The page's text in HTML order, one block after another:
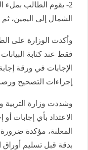
2- يقوم الطالب بملء
الشمال إلى اليمين، ثم
وأكدت الوزارة على
فقط عند كتابة
الإجابات في ورقة
إجراءات التصحيح
وشددت وزارة التربية
الاعتداد بأي إجابات
المعلنة، مؤكدة ضرورة
بدقة قبل تسليم أوراق